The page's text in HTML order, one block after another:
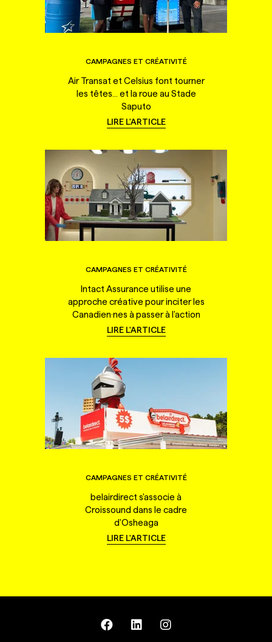
CAMPAGNES ET CRÉATIVITÉ
Air Transat et Celsius font tourner
les têtes... et la roue au Stade
Saputo
LIRE L'ARTICLE
CAMPAGNES ET CRÉATIVITÉ
Intact Assurance utilise une
approche créative pour inciter les
Canadien·nes à passer à l'action
LIRE L'ARTICLE
CAMPAGNES ET CRÉATIVITÉ
belairdirect s'associe à
Croissound dans le cadre
d'Osheaga
LIRE L'ARTICLE